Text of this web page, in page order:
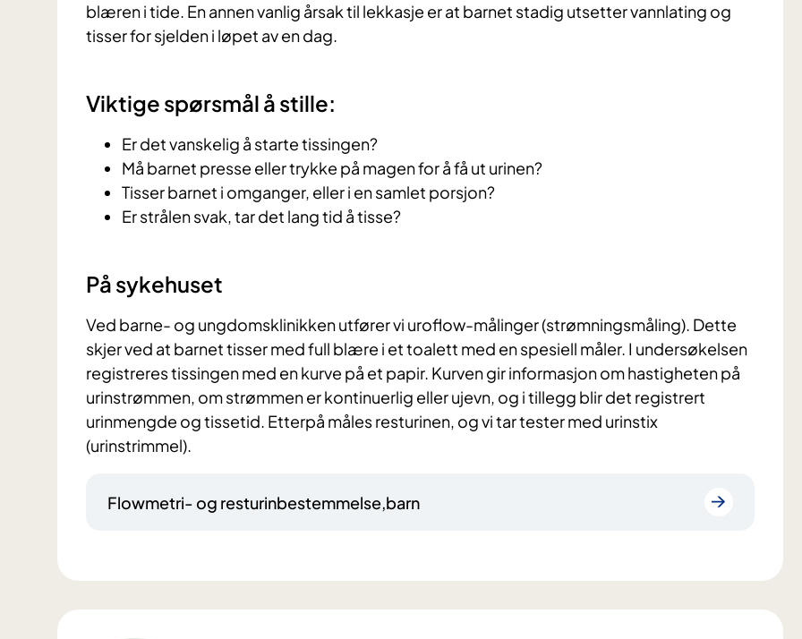
blæren i tide. En annen vanlig årsak til lekkasje er at barnet stadig utsetter vannlating og
tisser for sjelden i løpet av en dag.
Viktige spørsmål å stille:
Er det vanskelig å starte tissingen?
Må barnet presse eller trykke på magen for å få ut urinen?
Tisser barnet i omganger, eller i en samlet porsjon?
Er strålen svak, tar det lang tid å tisse?
På sykehuset
Ved barne- og ungdomsklinikken utfører vi uroflow-målinger (strømningsmåling). Dette
skjer ved at barnet tisser med full blære i et toalett med en spesiell måler. I undersøkelsen
registreres tissingen med en kurve på et papir. Kurven gir informasjon om hastigheten på
urinstrømmen, om strømmen er kontinuerlig eller ujevn, og i tillegg blir det registrert
urinmengde og tissetid. Etterpå måles resturinen, og vi tar tester med urinstix
(urinstrimmel).
Flowmetri- og resturinbestemmelse,barn